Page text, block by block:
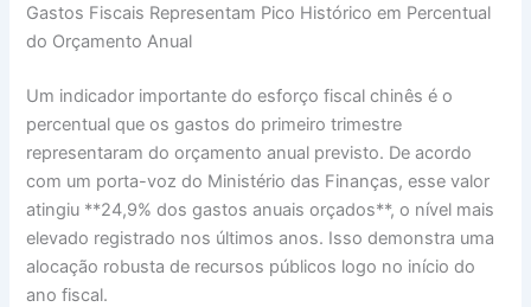
Gastos Fiscais Representam Pico Histórico em Percentual
do Orçamento Anual
Um indicador importante do esforço fiscal chinês é o
percentual que os gastos do primeiro trimestre
representaram do orçamento anual previsto. De acordo
com um porta-voz do Ministério das Finanças, esse valor
atingiu **24,9% dos gastos anuais orçados**, o nível mais
elevado registrado nos últimos anos. Isso demonstra uma
alocação robusta de recursos públicos logo no início do
ano fiscal.